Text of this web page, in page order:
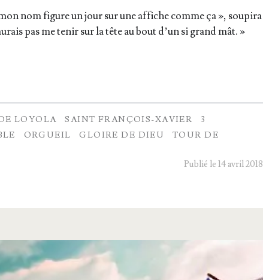
nom figure un jour sur une affiche comme ça », sou­pi­ra
pas me tenir sur la tête au bout d’un si grand mât. »
LOYOLA SAINT FRANÇOIS-XAVIER
3
ORGUEIL GLOIRE DE DIEU
TOUR DE
Publié le 14 avril 2018